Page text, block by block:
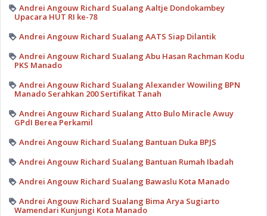
Andrei Angouw Richard Sualang Aaltje Dondokambey
Upacara HUT RI ke-78
Andrei Angouw Richard Sualang AATS Siap Dilantik
Andrei Angouw Richard Sualang Abu Hasan Rachman Kodu
PKS Manado
Andrei Angouw Richard Sualang Alexander Wowiling BPN
Manado Serahkan 200 Sertifikat Tanah
Andrei Angouw Richard Sualang Atto Bulo Miracle Awuy
GPdI Berea Perkamil
Andrei Angouw Richard Sualang Bantuan Duka BPJS
Andrei Angouw Richard Sualang Bantuan Rumah Ibadah
Andrei Angouw Richard Sualang Bawaslu Kota Manado
Andrei Angouw Richard Sualang Bima Arya Sugiarto
Wamendari Kunjungi Kota Manado